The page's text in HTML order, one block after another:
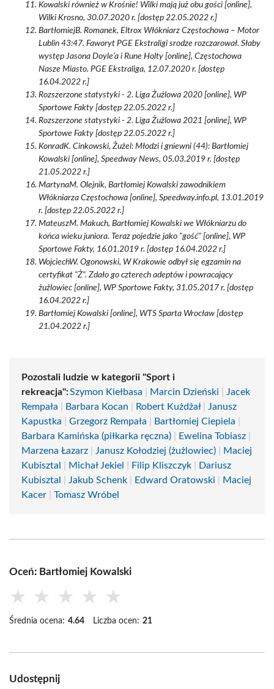
Kowalski również w Krośnie! Wilki mają już obu gości [online],
Wilki Krosno, 30.07.2020 r. [dostęp 22.05.2022 r.]
BartłomiejB. Romanek, Eltrox Włókniarz Częstochowa – Motor
Lublin 43:47. Faworyt PGE Ekstraligi srodze rozczarował. Słaby
występ Jasona Doyle’a i Rune Holty [online], Częstochowa
Nasze Miasto. PGE Ekstraliga, 12.07.2020 r. [dostęp
16.04.2022 r.]
Rozszerzone statystyki - 2. Liga Żużlowa 2020 [online], WP
Sportowe Fakty [dostęp 22.05.2022 r.]
Rozszerzone statystyki - 2. Liga Żużlowa 2021 [online], WP
Sportowe Fakty [dostęp 22.05.2022 r.]
KonradK. Cinkowski, Żużel: Młodzi i gniewni (44): Bartłomiej
Kowalski [online], Speedway News, 05.03.2019 r. [dostęp
21.05.2022 r.]
MartynaM. Olejnik, Bartłomiej Kowalski zawodnikiem
Włókniarza Częstochowa [online], Speedway.info.pl, 13.01.2019
r. [dostęp 22.05.2022 r.]
MateuszM. Makuch, Bartłomiej Kowalski we Włókniarzu do
końca wieku juniora. Teraz pojedzie jako "gość" [online], WP
Sportowe Fakty, 16.01.2019 r. [dostęp 16.04.2022 r.]
WojciechW. Ogonowski, W Krakowie odbył się egzamin na
certyfikat "Ż". Zdało go czterech adeptów i powracający
żużlowiec [online], WP Sportowe Fakty, 31.05.2017 r. [dostęp
16.04.2022 r.]
Bartłomiej Kowalski [online], WTS Sparta Wrocław [dostęp
21.04.2022 r.]
Pozostali ludzie w kategorii "Sport i
rekreacja":Szymon Kiełbasa Marcin Dzieński
Jacek
Rempała
Barbara Kocan Robert Kużdżał|
Janusz
Kapustka
Grzegorz Rempała Bartłomiej Ciepiela
Barbara Kamińska (piłkarka ręczna)
Ewelina Tobiasz
Marzena Łazarz
Janusz Kołodziej (żużlowiec)
Maciej
Kubisztal
Michał Jekiel Filip Kliszczyk
Dariusz
Kubisztal
Jakub Schenk Edward Oratowski
Maciej
Kacer
Tomasz Wróbel
Oceń: Bartłomiej Kowalski
★ ★ ★ ★ ★
Średnia ocena: 4.64 Liczba ocen: 21
Udostępnij